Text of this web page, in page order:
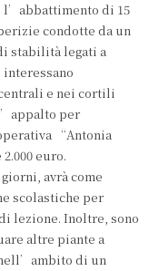
l’abbattimento di 15
condotte da un
stabilità legati a
e nei cortili
per
“Antonia
euro.
avrà come
scolastiche per
lezione. Inoltre, sono
altre piante a
di un